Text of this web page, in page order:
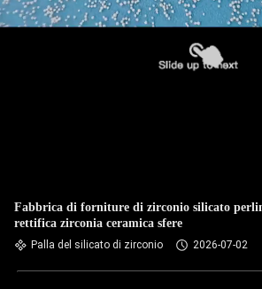
Fabbrica di forniture di zirconio silicato
rettifica zirconia ceramica sfere
Palla del silicato di zirconio 2026-07-02